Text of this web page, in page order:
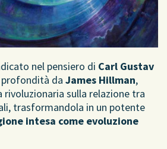
nel pensiero di Carl Gustav
da James Hillman,
sulla relazione tra
trasformandola in un potente
intesa come evoluzione